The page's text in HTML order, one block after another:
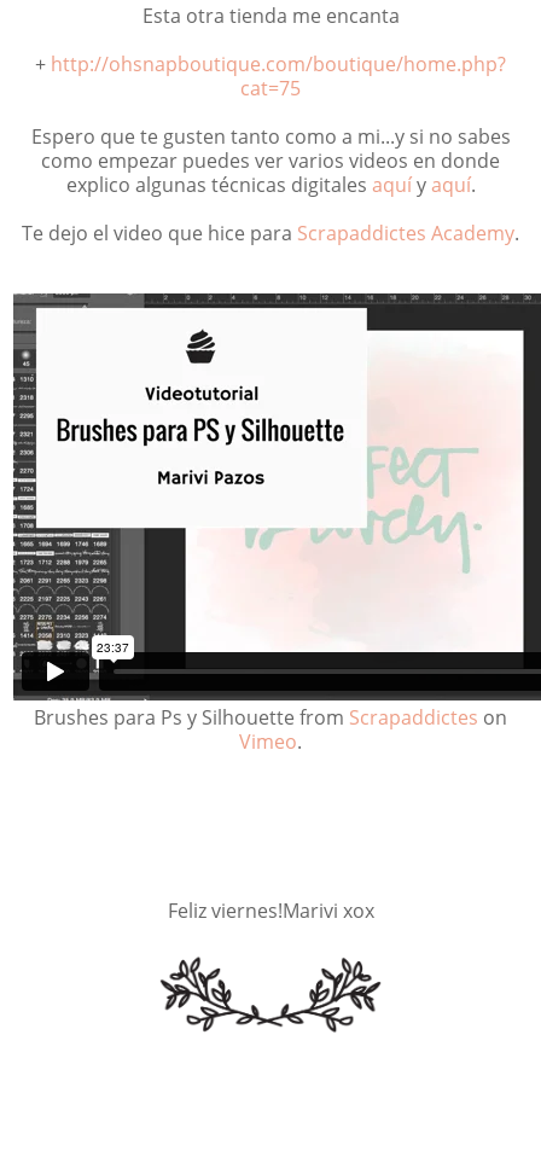
Esta otra tienda me encanta
+ http://ohsnapboutique.com/boutique/home.php?
cat=75
Espero que te gusten tanto como a mi...y si no sabes
como empezar puedes ver varios videos en donde
explico algunas técnicas digitales aquíyaquí.
Te dejo el video que hice para Scrapaddictes Academy.
Brushes para Ps y Silhouette from Scrapaddictes on
Vimeo.
Feliz viernes!Marivi xox